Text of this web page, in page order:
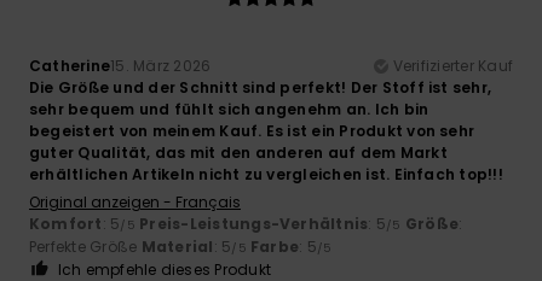
Catherine15. März 2026
Verifizierter Kauf
Die Größe und der Schnitt sind perfekt! Der Stoff ist sehr,
sehr bequem und fühlt sich angenehm an. Ich bin
begeistert von meinem Kauf. Es ist ein Produkt von sehr
guter Qualität, das mit den anderen auf dem Markt
erhältlichen Artikeln nicht zu vergleichen ist. Einfach top!!!
Original anzeigen - Français
Komfort: 5/5 Preis-Leistungs-Verhältnis: 5/5 Größe:
Perfekte Größe Material: 5/5 Farbe: 5/5
Ich empfehle dieses Produkt